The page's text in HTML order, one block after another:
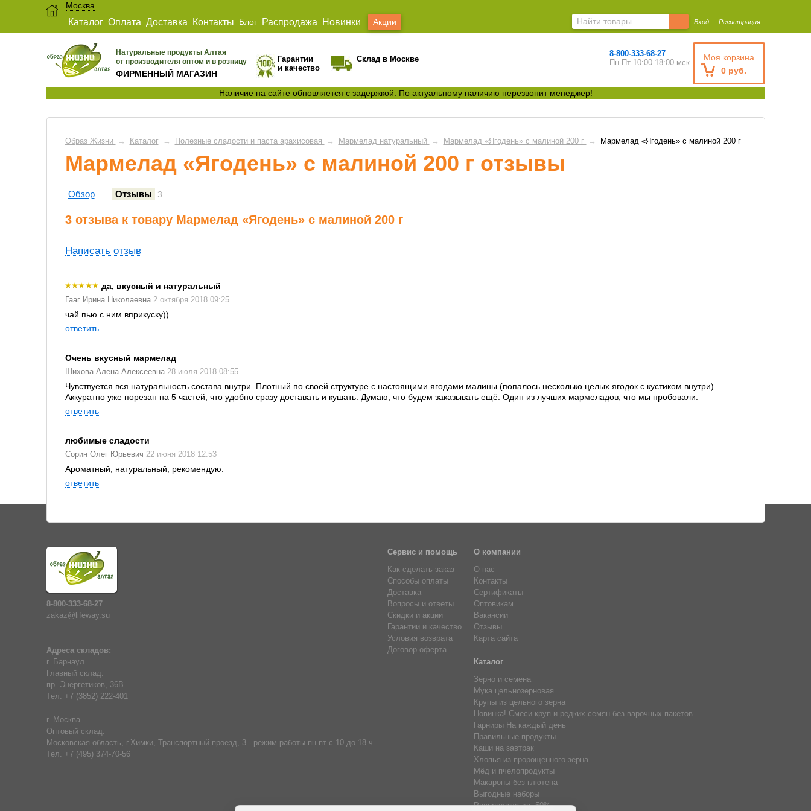
Москва
Каталог Оплата Доставка Контакты Блог Распродажа Новинки Акции Вход Регистрация
Натуральные продукты Алтая
от производителя оптом и в розницу
ФИРМЕННЫЙ МАГАЗИН
Гарантии
и качество
Склад в Москве
Моя корзина
0 руб.
8-800-333-68-27
Пн-Пт 10:00-18:00 мск
Наличие на сайте обновляется с задержкой. По актуальному наличию перезвонит менеджер!
Образ Жизни → Каталог → Полезные сладости и паста арахисовая → Мармелад натуральный → Мармелад «Ягодень» с малиной 200 г → Мармелад «Ягодень» с малиной 200 г
Мармелад «Ягодень» с малиной 200 г отзывы
Обзор Отзывы 3
3 отзыва к товару Мармелад «Ягодень» с малиной 200 г
Написать отзыв
да, вкусный и натуральный
Гааг Ирина Николаевна 2 октября 2018 09:25
чай пью с ним вприкуску))
ответить
Очень вкусный мармелад
Шихова Алена Алексеевна 28 июля 2018 08:55
Чувствуется вся натуральность состава внутри. Плотный по своей структуре с настоящими ягодами малины (попалось несколько целых ягодок с кустиком внутри).
Аккуратно уже порезан на 5 частей, что удобно сразу доставать и кушать. Думаю, что будем заказывать ещё. Один из лучших мармеладов, что мы пробовали.
ответить
любимые сладости
Сорин Олег Юрьевич 22 июня 2018 12:53
Ароматный, натуральный, рекомендую.
ответить
8-800-333-68-27
zakaz@lifeway.su
Адреса складов:
г. Барнаул
Главный склад:
пр. Энергетиков, 36В
Тел. +7 (3852) 222-401
г. Москва
Оптовый склад:
Московская область, г.Химки, Транспортный проезд, 3 - режим работы пн-пт с 10 до 18 ч.
Тел. +7 (495) 374-70-56
Сервис и помощь
Как сделать заказ
Способы оплаты
Доставка
Вопросы и ответы
Скидки и акции
Гарантии и качество
Условия возврата
Договор-оферта
О компании
О нас
Контакты
Сертификаты
Оптовикам
Вакансии
Отзывы
Карта сайта
Каталог
Зерно и семена
Мука цельнозерновая
Крупы из цельного зерна
Новинка! Смеси круп и редких семян без варочных пакетов
Гарниры На каждый день
Правильные продукты
Каши на завтрак
Хлопья из пророщенного зерна
Мёд и пчелопродукты
Макароны без глютена
Выгодные наборы
Распродажа до -50%